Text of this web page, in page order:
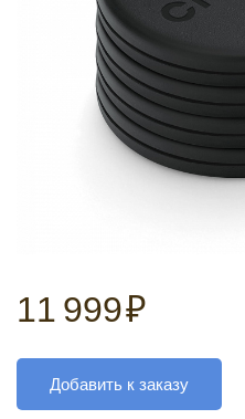
11 999₽
Добавить к заказу